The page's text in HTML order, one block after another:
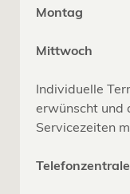
Montag
Mittwoch
Individuelle
erwünscht und
Servicezeiten